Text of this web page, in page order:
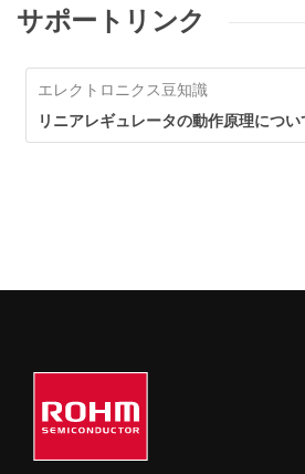
サポートリンク
エレクトロニクス豆知識
リニアレギュレータの動作原理につい